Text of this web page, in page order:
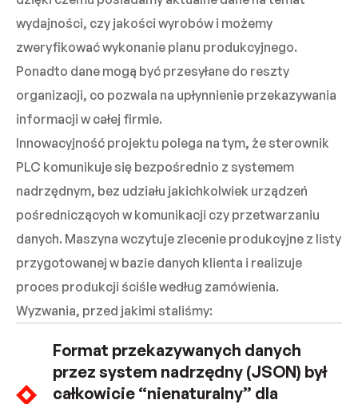
wydajności, czy jakości wyrobów i możemy
zweryfikować wykonanie planu produkcyjnego.
Ponadto dane mogą być przesyłane do reszty
organizacji, co pozwala na upłynnienie przekazywania
informacji w całej firmie.
Innowacyjność projektu polega na tym, że sterownik
PLC komunikuje się bezpośrednio z systemem
nadrzędnym, bez udziału jakichkolwiek urządzeń
pośredniczących w komunikacji czy przetwarzaniu
danych. Maszyna wczytuje zlecenie produkcyjne z listy
przygotowanej w bazie danych klienta i realizuje
proces produkcji ściśle według zamówienia.
Wyzwania, przed jakimi staliśmy:
Format przekazywanych danych
przez system nadrzędny (JSON) był
całkowicie “nienaturalny” dla